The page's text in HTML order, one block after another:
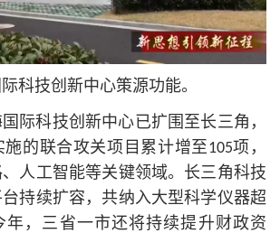
科技创新中心策源功能。
际科技创新中心已扩围至长三角，
的联合攻关项目累计增至105项，
人工智能等关键领域。长三角科技
持续扩容，共纳入大型科学仪器超
年，三省一市还将持续提升财政资